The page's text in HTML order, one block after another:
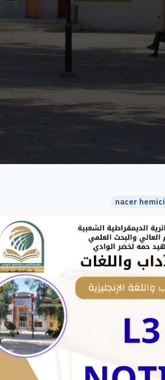
nacer hemici